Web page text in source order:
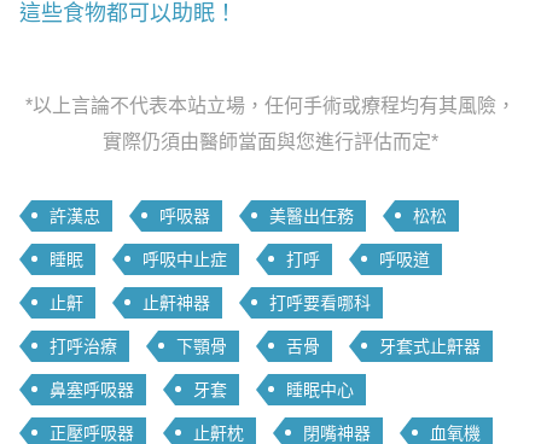
這些食物都可以助眠！
*以上言論不代表本站立場，任何手術或療程均有其風險，
實際仍須由醫師當面與您進行評估而定*
許漢忠 呼吸器 美醫出任務 松松
睡眠 呼吸中止症 打呼 呼吸道
止鼾 止鼾神器 打呼要看哪科
打呼治療 下顎骨 舌骨 牙套式止鼾器
鼻塞呼吸器 牙套 睡眠中心
正壓呼吸器 止鼾枕 閉嘴神器 血氧機